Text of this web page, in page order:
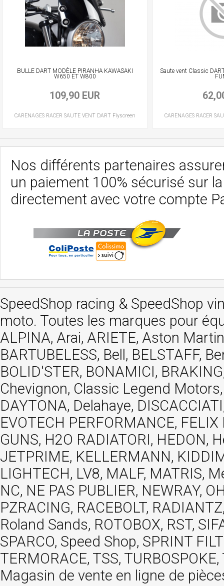
BULLE DART MODÈLE PIRANHA KAWASAKI
W650 ET W800
109,90 EUR
CARENAGES RACER SAUTE VENT DART Flyscreen
Saute vent Classic
CARENAGES RACER
Nos différents partenaires
un paiement 100% sécurisé sur
directement avec votre compte
SpeedShop racing & SpeedShop
moto. Toutes les marques pour
ALPINA, Arai, ARIETE, Aston
BARTUBELESS, Bell, BELSTAFF,
BOLID'STER, BONAMICI,
Chevignon, Classic Legend
DAYTONA, Delahaye,
EVOTECH PERFORMANCE,
GUNS, H2O RADIATORI, HEDON,
JETPRIME, KELLERMANN,
LIGHTECH, LV8, MALF, MATRIS,
NC, NE PAS PUBLIER, NEWRAY,
PZRACING, RACEBOLT,
Roland Sands, ROTOBOX, RST,
SPARCO, Speed Shop, SPRINT
TERMORACE, TSS,
Magasin de vente en ligne de